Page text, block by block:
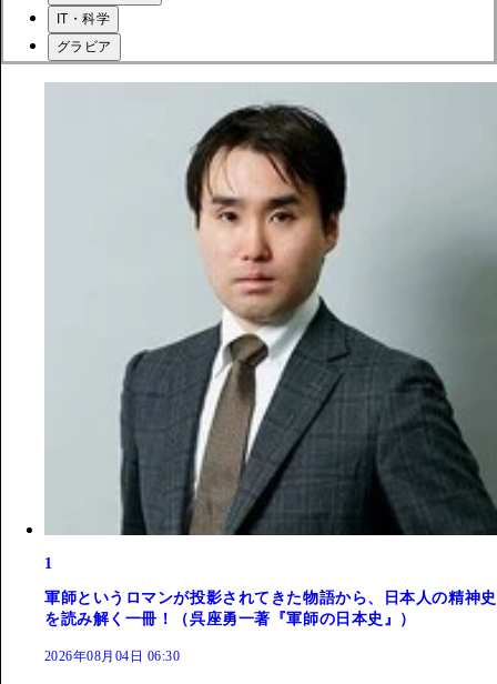
IT・科学
グラビア
1
軍師というロマンが投影されてきた物語から、日本人の精神史
を読み解く一冊！（呉座勇一著『軍師の日本史』）
2026年08月04日 06:30